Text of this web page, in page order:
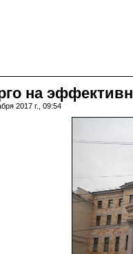
на
2017 г., 09:54